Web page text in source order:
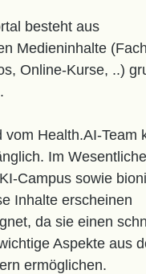
besteht aus
Medieninhalte
Online-Kurse, ..)
vom Health.AI-Team
Im
Campus sowie
Inhalte erscheinen
da sie einen
Aspekte aus
ermöglichen.